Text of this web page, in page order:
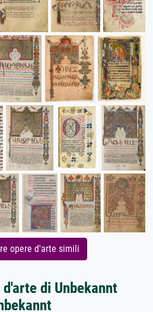
opere d'arte simili
di Unbekannt